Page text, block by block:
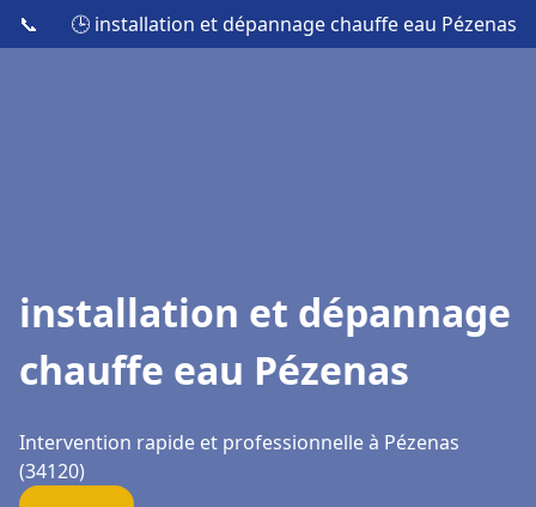
📞 🕒 installation et dépannage chauffe eau Pézenas
installation et dépannage
chauffe eau Pézenas
Intervention rapide et professionnelle à Pézenas
(34120)